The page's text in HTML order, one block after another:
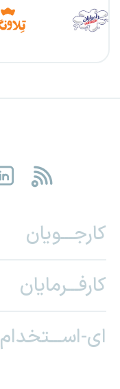
کارجـــویان
کارفـــرمایان
ای-اســـتخدام